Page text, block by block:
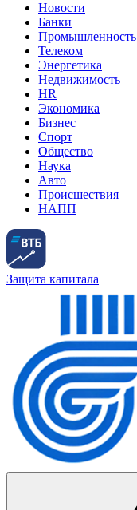
Новости
Банки
Промышленность
Телеком
Энергетика
Недвижимость
HR
Экономика
Бизнес
Спорт
Общество
Наука
Авто
Происшествия
НАПП
Защита капитала